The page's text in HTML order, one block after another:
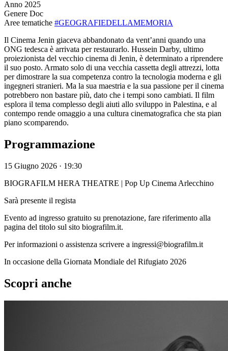
Anno 2025
Genere Doc
Aree tematiche #GEOGRAFIEDELLAMEMORIA
Il Cinema Jenin giaceva abbandonato da vent’anni quando una
ONG tedesca è arrivata per restaurarlo. Hussein Darby, ultimo
proiezionista del vecchio cinema di Jenin, è determinato a riprendere
il suo posto. Armato solo di una vecchia cassetta degli attrezzi, lotta
per dimostrare la sua competenza contro la tecnologia moderna e gli
ingegneri stranieri. Ma la sua maestria e la sua passione per il cinema
potrebbero non bastare più, dato che i tempi sono cambiati. Il film
esplora il tema complesso degli aiuti allo sviluppo in Palestina, e al
contempo rende omaggio a una cultura cinematografica che sta pian
piano scomparendo.
Programmazione
15 Giugno 2026 · 19:30
BIOGRAFILM HERA THEATRE | Pop Up Cinema Arlecchino
Sarà presente il regista
Evento ad ingresso gratuito su prenotazione, fare riferimento alla
pagina del titolo sul sito biografilm.it.
Per informazioni o assistenza scrivere a ingressi@biografilm.it
In occasione della Giornata Mondiale del Rifugiato 2026
Scopri anche